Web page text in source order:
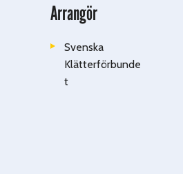
Arrangör
Svenska
Klätterförbunde
t